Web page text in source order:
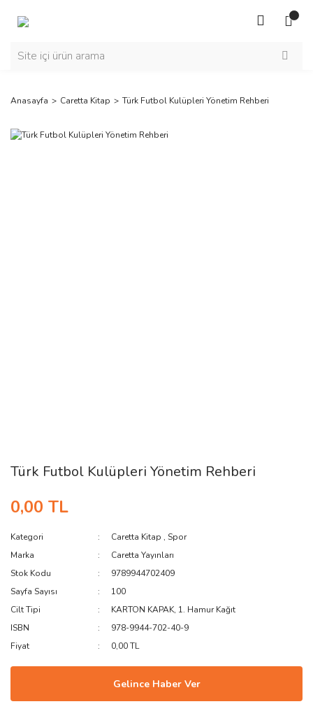
Anasayfa Caretta Kitap Türk Futbol Kulüpleri Yönetim Rehberi
Türk Futbol Kulüpleri Yönetim Rehberi
0,00 TL
Kategori Caretta Kitap ,Spor
Marka
Caretta Yayınları
Stok Kodu
9789944702409
Sayfa Sayısı
100
Cilt Tipi
KARTON KAPAK, 1. Hamur Kağıt
ISBN
978-9944-702-40-9
Fiyat
0,00 TL
Gelince Haber Ver